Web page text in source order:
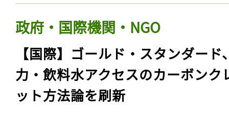
政府・国際機関・NGO
【国際】ゴールド・スタンダード
力・飲料水アクセスのカーボンク
ット方法論を刷新